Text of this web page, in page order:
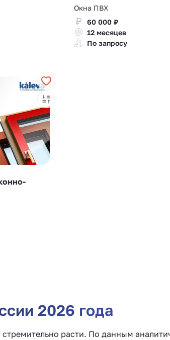
Окна ПВХ
60 000 ₽
12 месяцев
По запросу
2026 года
расти. По данным